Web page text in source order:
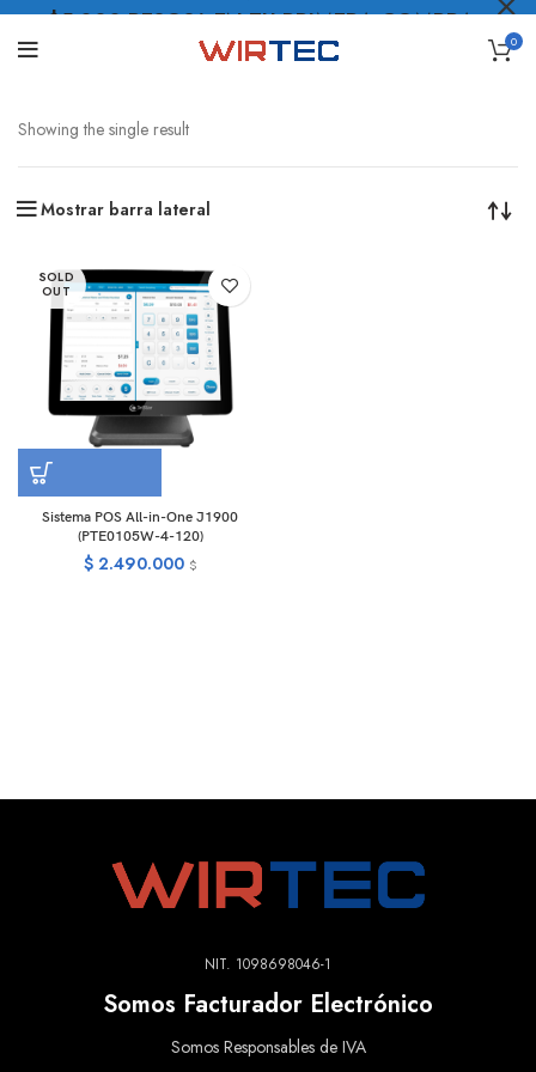
0
Showing the single result
Mostrar barra lateral
SOLD
OUT
Sistema POS All-in-One J1900
(PTE0105W-4-120)
$2.490.000 $
NIT. 1098698046-1
Somos Facturador Electrónico
Somos Responsables de IVA
$5.000 PESOS* EN TU PRIMERA COMPRA